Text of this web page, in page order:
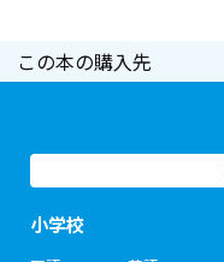
この本の購入先
小学校